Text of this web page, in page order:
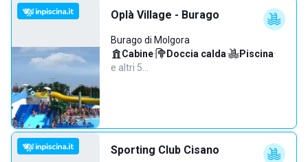
Oplà Village - Burago
Burago di Molgora
Cabine· Doccia calda· Piscina·
e altri 5…
Sporting Club Cisano